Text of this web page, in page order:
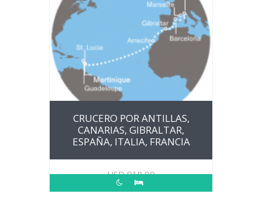
CRUCERO POR ANTILLAS,
CANARIAS, GIBRALTAR,
ESPAÑA, ITALIA, FRANCIA
USD918.00